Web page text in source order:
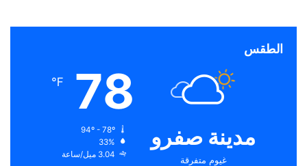
الطقس
مدينة صفرو
غيوم متفرقة
78
℉
33%
3.04 ميل/ساعة